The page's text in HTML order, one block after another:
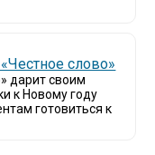
слово»
дарит своим
к Новому году
готовиться к